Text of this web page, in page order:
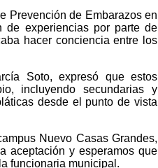
Prevención de Embarazos en
de experiencias por parte de
hacer conciencia entre los
Soto, expresó que estos
incluyendo secundarias y
desde el punto de vista
Nuevo Casas Grandes,
aceptación y esperamos que
funcionaria municipal.